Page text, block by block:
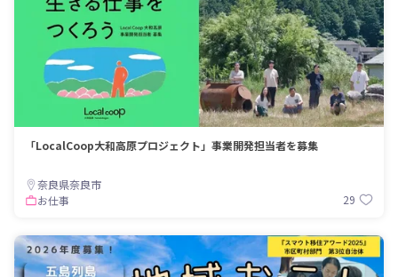
「LocalCoop大和高原プロジェクト」事業開発担当者を募集
奈良県奈良市
お仕事
29